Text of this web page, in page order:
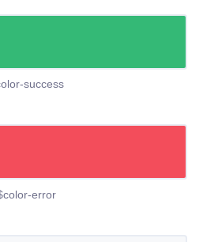
success
error